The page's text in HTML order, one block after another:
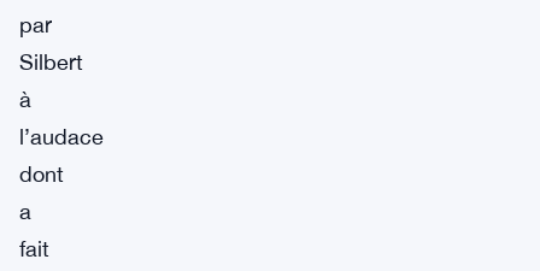
par
Silbert
à
l’audace
dont
a
fait